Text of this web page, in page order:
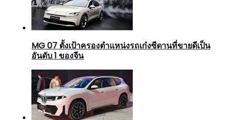
MG 07 ตั้งเป้าครองตำแหน่งรถเก๋งซีดานที่ขายดีเป็น
อันดับ 1 ของจีน